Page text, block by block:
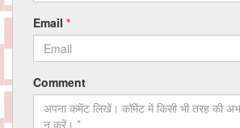
Email *
Comment